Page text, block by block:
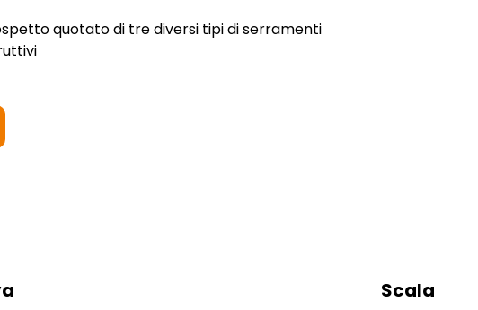
quotato di tre diversi tipi di serramenti
Scala